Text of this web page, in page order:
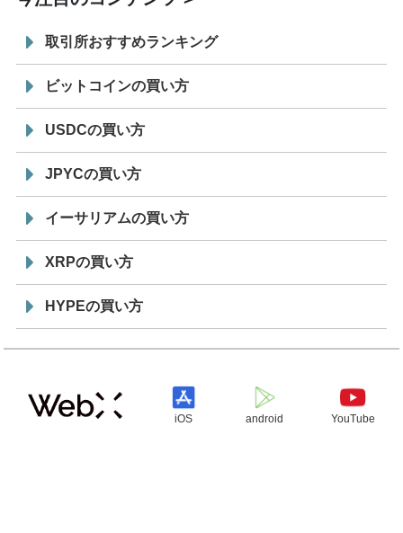
取引所おすすめランキング
ビットコインの買い方
USDCの買い方
JPYCの買い方
イーサリアムの買い方
XRPの買い方
HYPEの買い方
iOS android YouTube